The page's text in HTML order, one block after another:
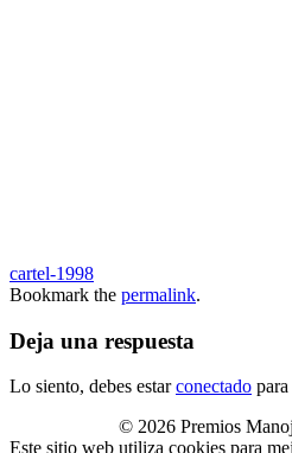
cartel-1998
Bookmark the permalink.
Deja una respuesta
Lo siento, debes estarconectado
© 2026 Premios
Este sitio web utiliza cookies para